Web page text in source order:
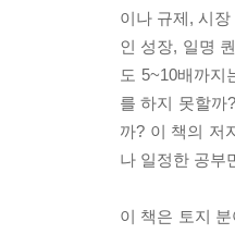
이나 규제, 시
인 성장, 일명
도 5~10배까지
를 하지 못할까
까? 이 책의 저
나 일정한 공부
이 책은 토지